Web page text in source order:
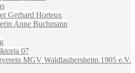
Gerhard Horteux
Anne Buchmann
07
MGV Waldlaubersheim 1905 e.V.